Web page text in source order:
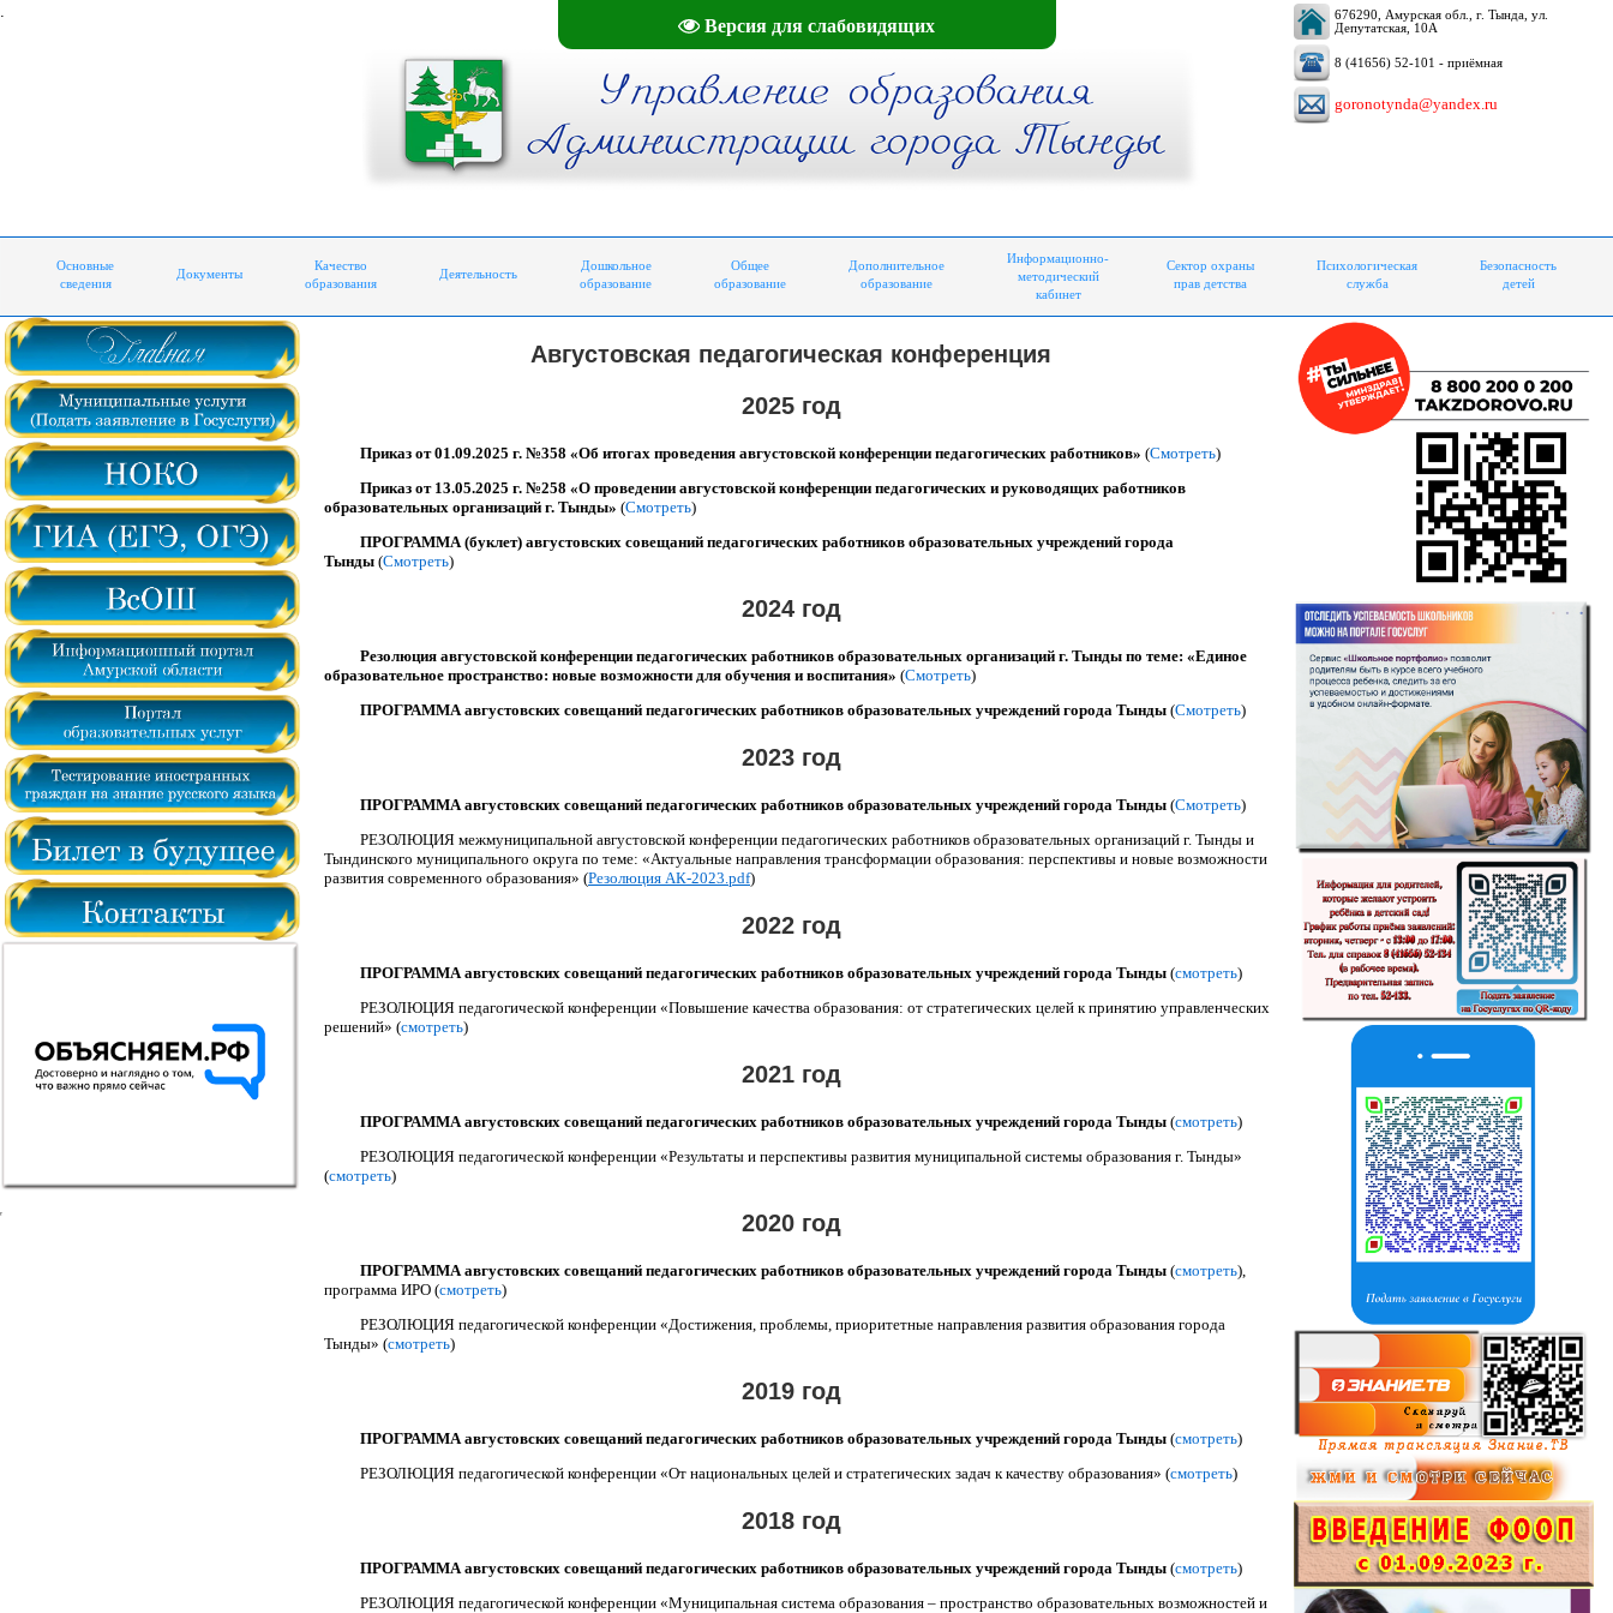
Версия для слабовидящих
.
676290, Амурская обл., г. Тында, ул.
Депутатская, 10А
8 (41656) 52-101 - приёмная
goronotynda@yandex.ru
Основные
сведения
Документы
Качество
образования
Деятельность
Дошкольное
образование
Общее
образование
Дополнительное
образование
Информационно-
методический
кабинет
Сектор охраны
прав детства
Психологическая
служба
Безопасность
детей
Августовская педагогическая конференция
2025 год
Приказ от 01.09.2025 г. №358 «Об итогах проведения августовской конференции педагогических работников» (Смотреть)
Приказ от 13.05.2025 г. №258 «О проведении августовской конференции педагогических и руководящих работников
образовательных организаций г. Тынды» (Смотреть)
ПРОГРАММА (буклет) августовских совещаний педагогических работников образовательных учреждений города
Тынды (Смотреть)
2024 год
Резолюция августовской конференции педагогических работников образовательных организаций г. Тынды по теме: «Единое
образовательное пространство: новые возможности для обучения и воспитания» (Смотреть)
ПРОГРАММА августовских совещаний педагогических работников образовательных учреждений города Тынды (Смотреть)
2023 год
ПРОГРАММА августовских совещаний педагогических работников образовательных учреждений города Тынды (Смотреть)
РЕЗОЛЮЦИЯ межмуниципальной августовской конференции педагогических работников образовательных организаций г. Тынды и
Тындинского муниципального округа по теме: «Актуальные направления трансформации образования: перспективы и новые возможности
развития современного образования» (Резолюция АК-2023.pdf)
2022 год
ПРОГРАММА августовских совещаний педагогических работников образовательных учреждений города Тынды (смотреть)
РЕЗОЛЮЦИЯ педагогической конференции «Повышение качества образования: от стратегических целей к принятию управленческих
решений» (смотреть)
2021 год
ПРОГРАММА августовских совещаний педагогических работников образовательных учреждений города Тынды (смотреть)
РЕЗОЛЮЦИЯ педагогической конференции «Результаты и перспективы развития муниципальной системы образования г. Тынды»
(смотреть)
2020 год
ПРОГРАММА августовских совещаний педагогических работников образовательных учреждений города Тынды (смотреть),
программа ИРО (смотреть)
РЕЗОЛЮЦИЯ педагогической конференции «Достижения, проблемы, приоритетные направления развития образования города
Тынды» (смотреть)
2019 год
ПРОГРАММА августовских совещаний педагогических работников образовательных учреждений города Тынды (смотреть)
РЕЗОЛЮЦИЯ педагогической конференции «От национальных целей и стратегических задач к качеству образования» (смотреть)
2018 год
ПРОГРАММА августовских совещаний педагогических работников образовательных учреждений города Тынды (смотреть)
РЕЗОЛЮЦИЯ педагогической конференции «Муниципальная система образования – пространство образовательных возможностей и